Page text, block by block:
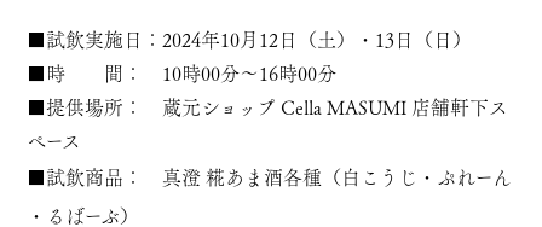
■試飲実施日：2024年10月12日（土）・13日（日）
■時 間： 10時00分～16時00分
■提供場所： 蔵元ショップ Cella MASUMI 店舗軒下ス
ペース
■試飲商品： 真澄 糀あま酒各種 （ 白こうじ ・
ぷれーん
・
るばーぶ）